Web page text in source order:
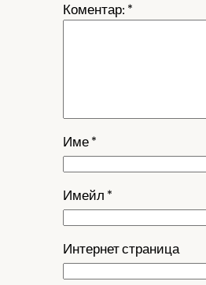
Коментар: *
Име *
Имейл *
Интернет страница